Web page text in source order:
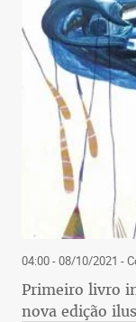
04:00 - 08/10/2021 -
Primeiro livro
nova edição